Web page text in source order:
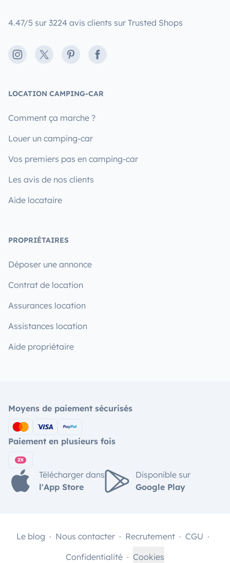
4.47/5 sur 3224 avis clients sur Trusted Shops
Instagram
X PinterestFacebook
LOCATION CAMPING-CAR
Comment ça marche ?
Louer un camping-car
Vos premiers pas en camping-car
Les avis de nos clients
Aide locataire
PROPRIÉTAIRES
Déposer une annonce
Contrat de location
Assurances location
Assistances location
Aide propriétaire
Moyens de paiement sécurisés
Paiement en plusieurs fois
Télécharger dans
l'App Store
Disponible sur
Google Play
Le blog Nous contacter Recrutement
CGU
Confidentialité
Cookies